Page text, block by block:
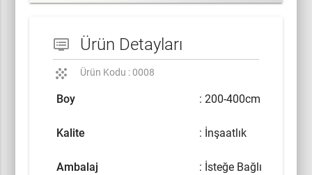
dvr Ürün Detayları
grain Ürün Kodu : 0008
Boy : 200-400cm
Kalite : İnşaatlık
Ambalaj : İsteğe Bağlı